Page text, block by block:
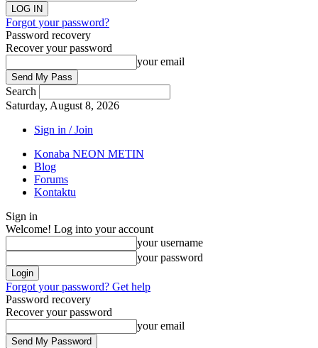
Forgot your password?
Password recovery
Recover your password
your email
Search
Saturday, August 8, 2026
Sign in / Join
Konaba NEON METIN
Blog
Forums
Kontaktu
Sign in
Welcome! Log into your account
your username
your password
Forgot your password? Get help
Password recovery
Recover your password
your email